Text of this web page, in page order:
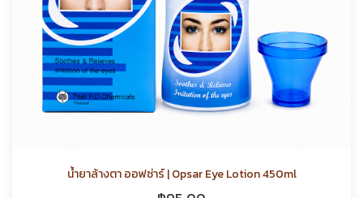
น้ำยาล้างตา ออฟซ่าร์ | Opsar Eye Lotion 450ml